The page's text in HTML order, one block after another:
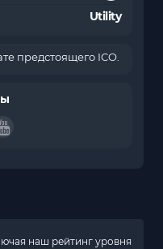
Utility
предстоящего ICO.
наш рейтинг уровня